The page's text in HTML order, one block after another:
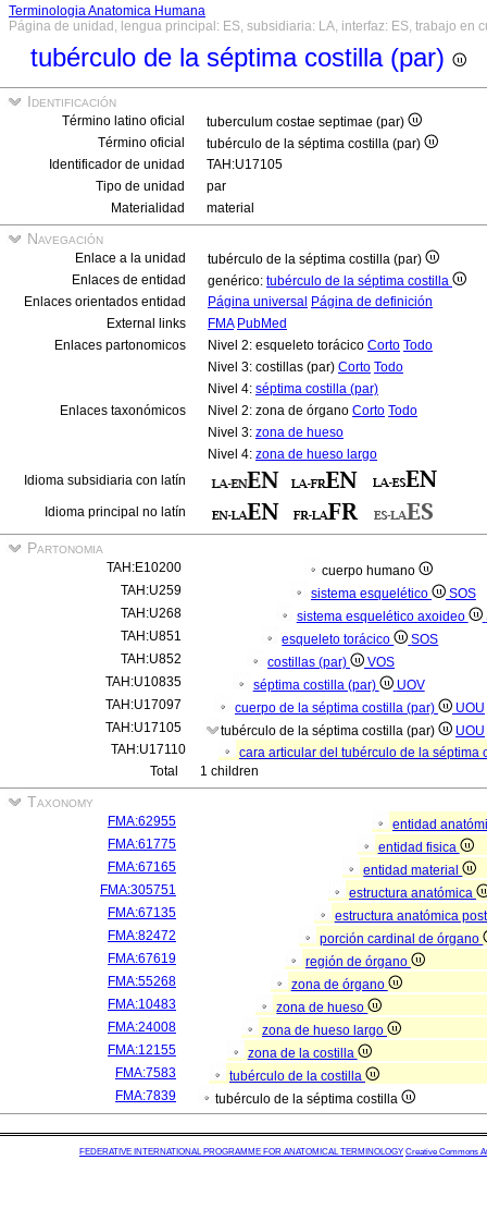
Terminologia Anatomica Humana
Página de unidad, lengua principal: ES, subsidiaria: LA, interfaz: ES, trabajo en
tubérculo de la séptima costilla (par)
Identificación
Término latino oficial
tuberculum costae septimae (par)
Término oficial
tubérculo de la séptima costilla (par)
Identificador de unidad
TAH:U17105
Tipo de unidad
par
Materialidad
material
Navegación
Enlace a la unidad
tubérculo de la séptima costilla (par)
Enlaces de entidad
genérico: tubérculo de la séptima costilla
Enlaces orientados entidad
Página universal Página de definición
External links
FMA PubMed
Enlaces partonomicos
Nivel 2: esqueleto torácico Corto Todo
Nivel 3: costillas (par) Corto Todo
Nivel 4: séptima costilla (par)
Enlaces taxonómicos
Nivel 2: zona de órgano Corto Todo
Nivel 3: zona de hueso
Nivel 4: zona de hueso largo
Idioma subsidiaria con latín
Idioma principal no latín
Partonomia
TAH:E10200
cuerpo humano
TAH:U259
sistema esquelético
SOS
TAH:U268
sistema esquelético axoideo
TAH:U851
esqueleto torácico
SOS
TAH:U852
costillas (par)
VOS
TAH:U10835
séptima costilla (par)
UOV
TAH:U17097
cuerpo de la séptima costilla (par)
UOU
TAH:U17105
tubérculo de la séptima costilla (par)
UOU
TAH:U17110
cara articular del tubérculo de la séptima
Total
1 children
Taxonomy
FMA:62955
entidad
FMA:61775
entidad fisica
FMA:67165
entidad material
FMA:305751
estructura anatómica
FMA:67135
estructura anatómica
FMA:82472
porción cardinal de órgano
FMA:67619
región de órgano
FMA:55268
zona de órgano
FMA:10483
zona de hueso
FMA:24008
zona de hueso largo
FMA:12155
zona de la costilla
FMA:7583
tubérculo de la costilla
FMA:7839
tubérculo de la séptima costilla
FEDERATIVE INTERNATIONAL PROGRAMME FOR ANATOMICAL TERMINOLOGY Creative Commons